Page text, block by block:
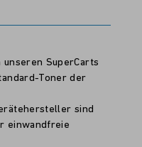
SuperCarts
Toner der
sind
einwandfreie